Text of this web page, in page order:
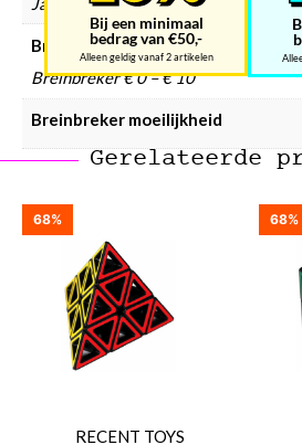
Breinbreker prijsklasse
Breinbreker € 0 – € 10
Breinbreker moeilijkheid
Bij een minimaal
bedrag van €50,-
Alleen geldig vanaf 2 artikelen
Gerelateerde
68%
RECENT TOYS
68%